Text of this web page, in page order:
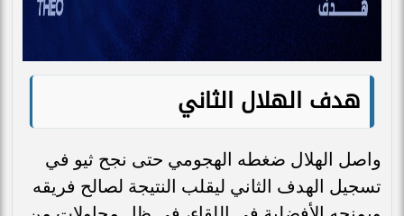
هدف الهلال الثاني
واصل الهلال ضغطه الهجومي حتى نجح ثيو في
تسجيل الهدف الثاني ليقلب النتيجة لصالح فريقه